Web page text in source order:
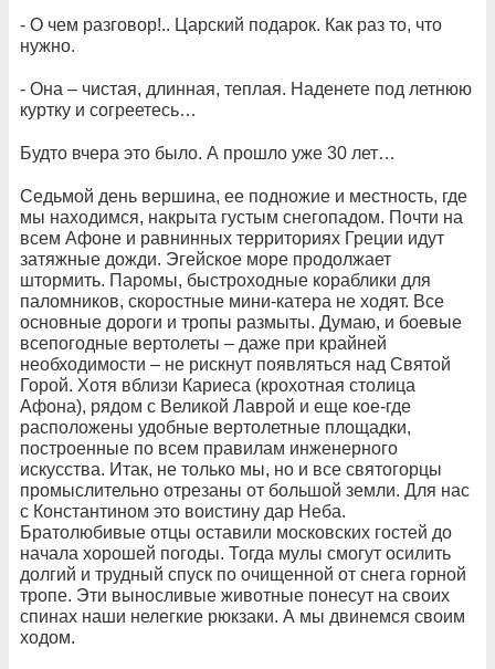
- О чем разговор!.. Царский подарок. Как раз то, что
нужно.
- Она – чистая, длинная, теплая. Наденете под летнюю
куртку и согреетесь…
Будто вчера это было. А прошло уже 30 лет…
Седьмой день вершина, ее подножие и местность, где
мы находимся, накрыта густым снегопадом. Почти на
всем Афоне и равнинных территориях Греции идут
затяжные дожди. Эгейское море продолжает
штормить. Паромы, быстроходные кораблики для
паломников, скоростные мини-катера не ходят. Все
основные дороги и тропы размыты. Думаю, и боевые
всепогодные вертолеты – даже при крайней
необходимости – не рискнут появляться над Святой
Горой. Хотя вблизи Кариеса (крохотная столица
Афона), рядом с Великой Лаврой и еще кое-где
расположены удобные вертолетные площадки,
построенные по всем правилам инженерного
искусства. Итак, не только мы, но и все святогорцы
промыслительно отрезаны от большой земли. Для нас
с Константином это воистину дар Неба.
Братолюбивые отцы оставили московских гостей до
начала хорошей погоды. Тогда мулы смогут осилить
долгий и трудный спуск по очищенной от снега горной
тропе. Эти выносливые животные понесут на своих
спинах наши нелегкие рюкзаки. А мы двинемся своим
ходом.